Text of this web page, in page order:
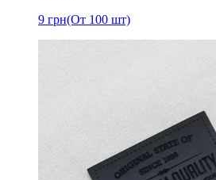
9 грн(От 100 шт)